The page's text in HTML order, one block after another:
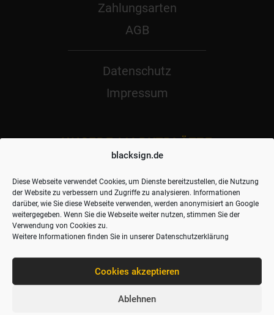
blacksign.de
Diese Webseite verwendet Cookies, um Dienste bereitzustellen, die Nutzung
der Website zu verbessern und Zugriffe zu analysieren. Informationen
darüber, wie Sie diese Webseite verwenden, werden anonymisiert an Google
weitergegeben. Wenn Sie die Webseite weiter nutzen, stimmen Sie der
Verwendung von Cookies zu.
Weitere Informationen finden Sie in unserer Datenschutzerklärung
Cookies akzeptieren
Ablehnen
Zahlungsarten
AGB
Datenschutz
Impressum
UNSERE MARKTPLÄTZE
Posterlounge
FOLGE UNS AUF:
Copyright © 2026 blacksign.de